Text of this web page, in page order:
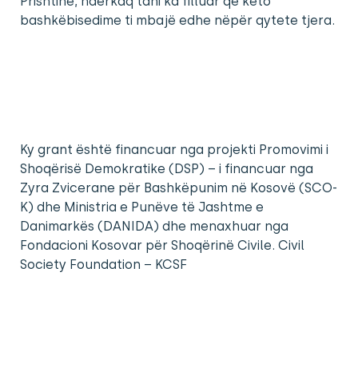
bashkëbisedime ti mbajë edhe nëpër qytete tjera.
Ky grant është financuar nga projekti Promovimi i
Shoqërisë Demokratike (DSP) – i financuar nga
Zyra Zvicerane për Bashkëpunim në Kosovë (SCO-
K) dhe Ministria e Punëve të Jashtme e
Danimarkës (DANIDA) dhe menaxhuar nga
Fondacioni Kosovar për Shoqërinë Civile. Civil
Society Foundation – KCSF